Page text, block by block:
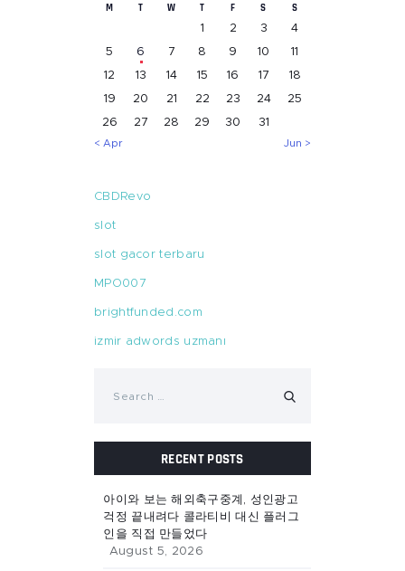
M T W T F S S
1 2 3
4
5
6 7 8 9 10
11
12
13 14 15 16 17
18
19
20 21 22 23 24
25
26
27 28 29 30 31
« Apr Jun »
CBDRevo
slot
slot gacor terbaru
MPO007
brightfunded.com
izmir adwords uzmanı
for:
RECENT POSTS
아이와 보는 해외축구중계, 성인광고
걱정 끝내려다 콜라티비 대신 플러그
인을 직접 만들었다
August 5, 2026